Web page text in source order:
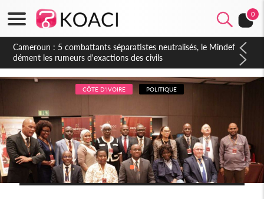
0
Cameroun : 5 combattants séparatistes neutralisés, le Mindef
dément les rumeurs d'exactions des civils
CÔTE D'IVOIRE POLITIQUE